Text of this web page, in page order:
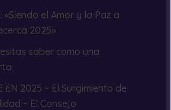
«Siendo el Amor y la Paz a
2025»
saber como una
EN 2025 ~ El Surgimiento de
~ El Consejo